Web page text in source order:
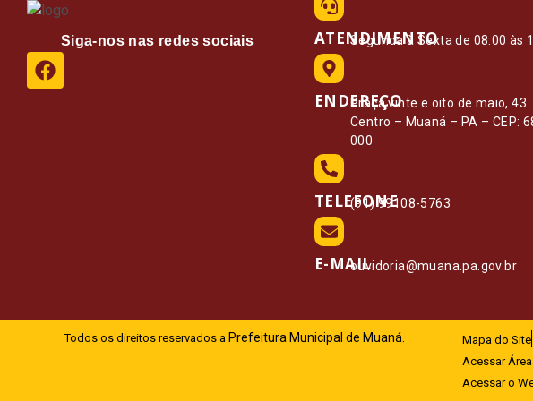
Siga-nos nas redes sociais ATENDIMENTO
Segunda à Sexta de 08:00 às
ENDEREÇO
Praça vinte e oito de maio, 43
Centro – Muaná – PA – CEP:
000
TELEFONE
(91) 99108-5763
E-MAILouvidoria@muana.pa.gov.br
Todos os direitos reservados a Prefeitura Municipal de Muaná.
Mapa do Site
Acessar
Acessar o